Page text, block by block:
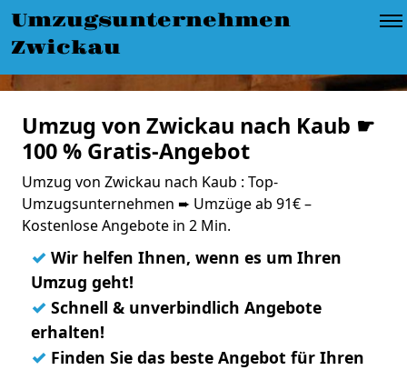
Umzugsunternehmen
Zwickau
Umzug von Zwickau nach Kaub ☛
100 % Gratis-Angebot
Umzug von Zwickau nach Kaub : Top-
Umzugsunternehmen ➨ Umzüge ab 91€ –
Kostenlose Angebote in 2 Min.
✓ Wir helfen Ihnen, wenn es um Ihren
Umzug geht!
✓ Schnell & unverbindlich Angebote
erhalten!
✓ Finden Sie das beste Angebot für Ihren